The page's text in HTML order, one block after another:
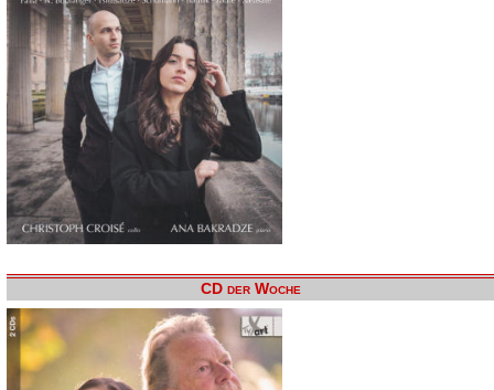
CD der Woche